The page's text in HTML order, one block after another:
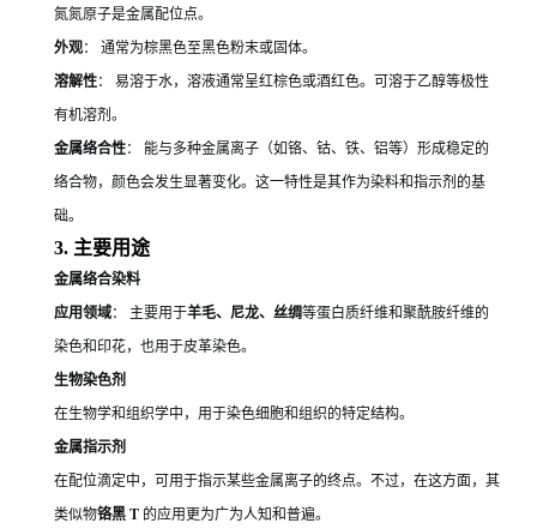
氮氮原子是金属配位点。
外观： 通常为棕黑色至黑色粉末或固体。
溶解性： 易溶于水，溶液通常呈红棕色或酒红色。可溶于乙醇等极性
有机溶剂。
金属络合性： 能与多种金属离子（如铬、钴、铁、铝等）形成稳定的
络合物，颜色会发生显著变化。这一特性是其作为染料和指示剂的基
础。
3. 主要用途
金属络合染料
应用领域： 主要用于羊毛、尼龙、丝绸等蛋白质纤维和聚酰胺纤维的
染色和印花，也用于皮革染色。
生物染色剂
在生物学和组织学中，用于染色细胞和组织的特定结构。
金属指示剂
在配位滴定中，可用于指示某些金属离子的终点。不过，在这方面，其
类似物铬黑 T 的应用更为广为人知和普遍。